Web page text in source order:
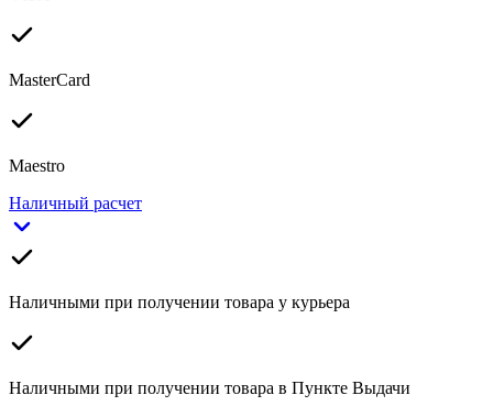
MasterCard
Maestro
Наличный расчет
Наличными при получении товара у курьера
Наличными при получении товара в Пункте Выдачи